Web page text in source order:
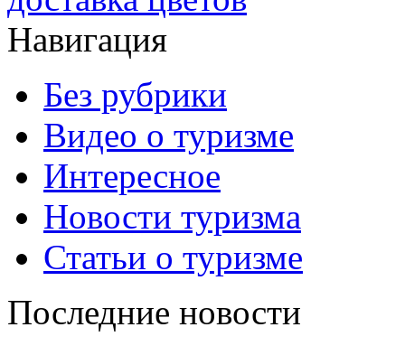
Навигация
Без рубрики
Видео о туризме
Интересное
Новости туризма
Статьи о туризме
Последние новости